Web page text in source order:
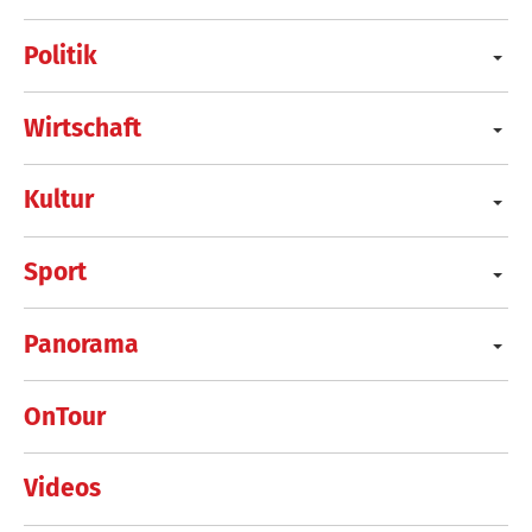
Politik
Wirtschaft
Kultur
Sport
Panorama
OnTour
Videos